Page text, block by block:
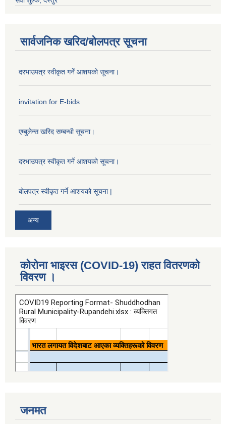
सार्वजनिक खरिद/बोलपत्र सूचना
दरभाउपत्र स्वीकृत गर्ने आशयको सूचना।
invitation for E-bids
एम्बुलेन्स खरिद सम्बन्धी सूचना।
दरभाउपत्र स्वीकृत गर्ने आशयको सूचना।
बोलपत्र स्वीकृत गर्ने आशयको सूचना |
अन्य
कोरोना भाइरस (COVID-19) राहत वितरणको
विवरण ।
जनमत